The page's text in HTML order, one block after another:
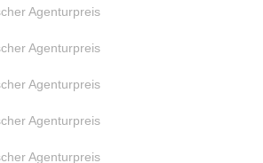
Agenturpreis
Agenturpreis
Agenturpreis
Agenturpreis
Agenturpreis